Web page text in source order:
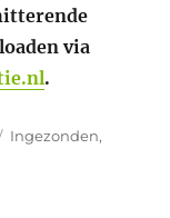
via
.
Categorieën
Ingezonden,